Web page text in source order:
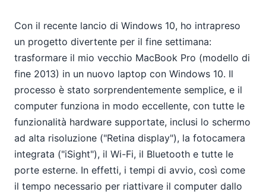
Con il recente lancio di Windows 10, ho intrapreso
un progetto divertente per il fine settimana:
trasformare il mio vecchio MacBook Pro (modello di
fine 2013) in un nuovo laptop con Windows 10. Il
processo è stato sorprendentemente semplice, e il
computer funziona in modo eccellente, con tutte le
funzionalità hardware supportate, inclusi lo schermo
ad alta risoluzione ("Retina display"), la fotocamera
integrata ("iSight"), il Wi-Fi, il Bluetooth e tutte le
porte esterne. In effetti, i tempi di avvio, così come
il tempo necessario per riattivare il computer dallo